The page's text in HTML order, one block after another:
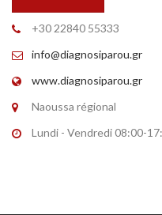
+30 22840 55333
info@diagnosiparou.gr
www.diagnosiparou.gr
Naoussa régional
Lundi - Vendredi 08:00-